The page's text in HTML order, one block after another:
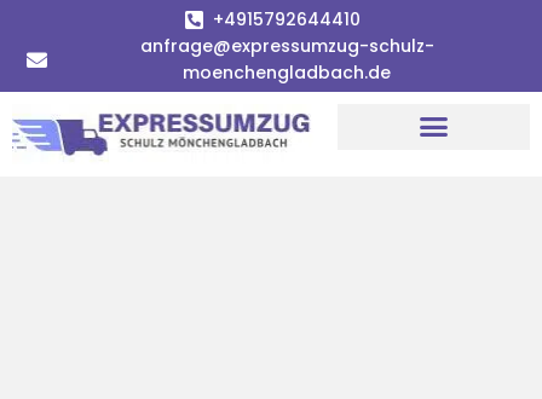
+4915792644410
anfrage@expressumzug-schulz-
moenchengladbach.de